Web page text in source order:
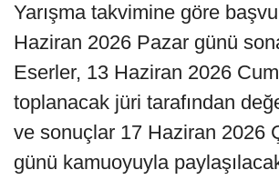
Yarışma takvimine göre
Haziran 2026 Pazar günü
Eserler, 13 Haziran 2026
toplanacak jüri tarafından
ve sonuçlar 17 Haziran 2026
günü kamuoyuyla